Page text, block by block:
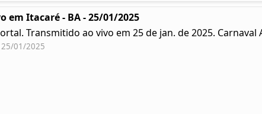
em Itacaré - BA - 25/01/2025
Transmitido ao vivo em 25 de jan. de 2025. Carnaval
25/01/2025